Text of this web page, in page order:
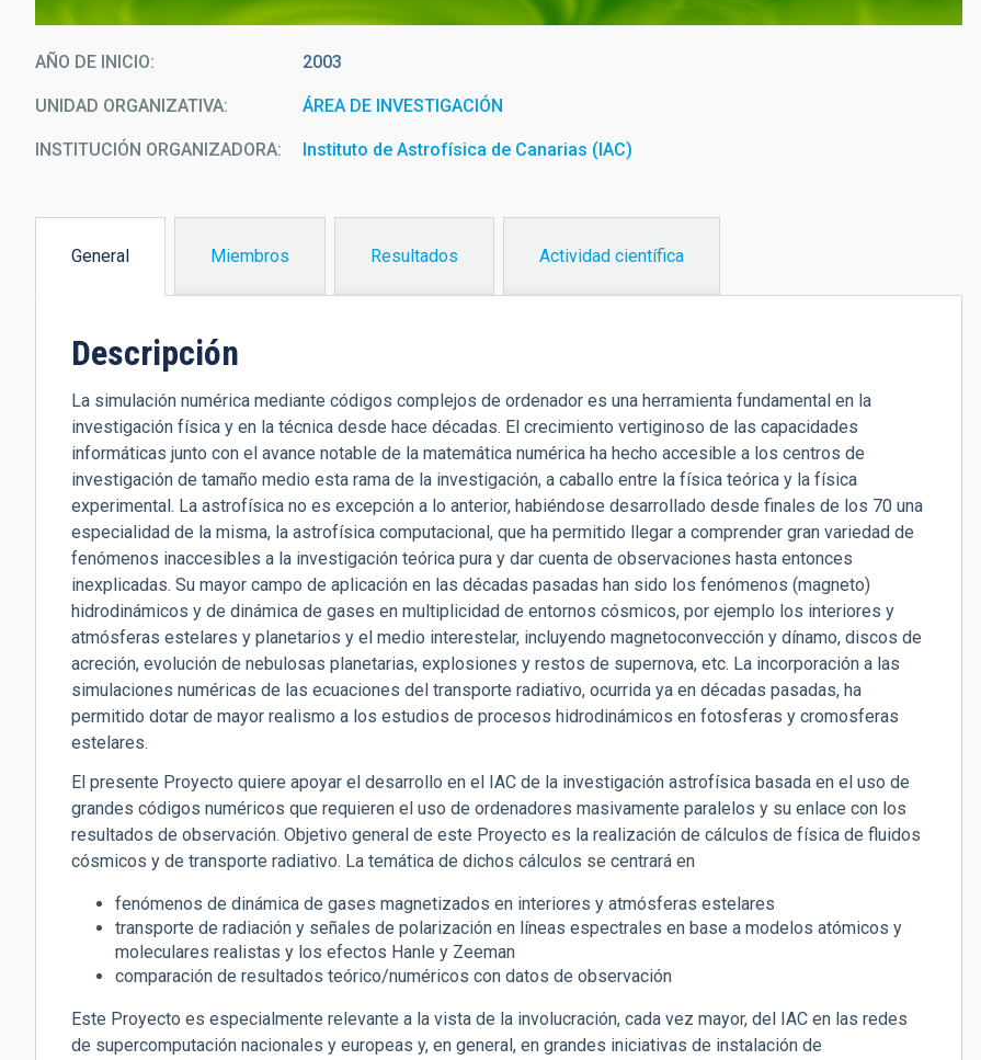
AÑO DE INICIO 2003
UNIDAD ORGANIZATIVA ÁREA DE INVESTIGACIÓN
INSTITUCIÓN ORGANIZADORA Instituto de Astrofísica de Canarias (IAC)
General
Miembros Resultados Actividad científica
Descripción
La simulación numérica mediante códigos complejos de ordenador es una herramienta fundamental en la
investigación física y en la técnica desde hace décadas. El crecimiento vertiginoso de las capacidades
informáticas junto con el avance notable de la matemática numérica ha hecho accesible a los centros de
investigación de tamaño medio esta rama de la investigación, a caballo entre la física teórica y la física
experimental. La astrofísica no es excepción a lo anterior, habiéndose desarrollado desde finales de los 70 una
especialidad de la misma, la astrofísica computacional, que ha permitido llegar a comprender gran variedad de
fenómenos inaccesibles a la investigación teórica pura y dar cuenta de observaciones hasta entonces
inexplicadas. Su mayor campo de aplicación en las décadas pasadas han sido los fenómenos (magneto)
hidrodinámicos y de dinámica de gases en multiplicidad de entornos cósmicos, por ejemplo los interiores y
atmósferas estelares y planetarios y el medio interestelar, incluyendo magnetoconvección y dínamo, discos de
acreción, evolución de nebulosas planetarias, explosiones y restos de supernova, etc. La incorporación a las
simulaciones numéricas de las ecuaciones del transporte radiativo, ocurrida ya en décadas pasadas, ha
permitido dotar de mayor realismo a los estudios de procesos hidrodinámicos en fotosferas y cromosferas
estelares.
El presente Proyecto quiere apoyar el desarrollo en el IAC de la investigación astrofísica basada en el uso de
grandes códigos numéricos que requieren el uso de ordenadores masivamente paralelos y su enlace con los
resultados de observación. Objetivo general de este Proyecto es la realización de cálculos de física de fluidos
cósmicos y de transporte radiativo. La temática de dichos cálculos se centrará en
fenómenos de dinámica de gases magnetizados en interiores y atmósferas estelares
transporte de radiación y señales de polarización en líneas espectrales en base a modelos atómicos y
moleculares realistas y los efectos Hanle y Zeeman
comparación de resultados teórico/numéricos con datos de observación
Este Proyecto es especialmente relevante a la vista de la involucración, cada vez mayor, del IAC en las redes
de supercomputación nacionales y europeas y, en general, en grandes iniciativas de instalación de